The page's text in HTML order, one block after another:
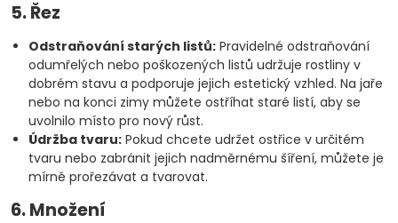
5. Řez
Odstraňování starých listů: Pravidelné odstraňování
odumřelých nebo poškozených listů udržuje rostliny v
dobrém stavu a podporuje jejich estetický vzhled. Na jaře
nebo na konci zimy můžete ostříhat staré listí, aby se
uvolnilo místo pro nový růst.
Údržba tvaru: Pokud chcete udržet ostřice v určitém
tvaru nebo zabránit jejich nadměrnému šíření, můžete je
mírně prořezávat a tvarovat.
6. Množení